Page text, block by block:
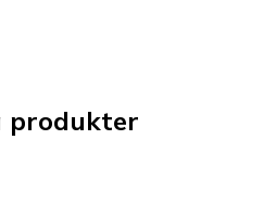
produkter